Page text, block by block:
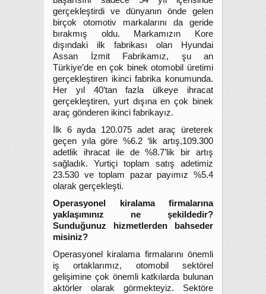
gerçekleştirdi ve dünyanın önde gelen
birçok otomotiv markalarını da geride
bırakmış oldu. Markamızın Kore
dışındaki ilk fabrikası olan Hyundai
Assan İzmit Fabrikamız, şu an
Türkiye’de en çok binek otomobil üretimi
gerçekleştiren ikinci fabrika konumunda.
Her yıl 40’tan fazla ülkeye ihracat
gerçekleştiren, yurt dışına en çok binek
araç gönderen ikinci fabrikayız.
İlk 6 ayda 120.075 adet araç üreterek
geçen yıla göre %6.2 ‘lik artış,109.300
adetlik ihracat ile de %8.7’lik bir artış
sağladık. Yurtiçi toplam satış adetimiz
23.530 ve toplam pazar payımız %5.4
olarak gerçekleşti.
Operasyonel kiralama firmalarına
yaklaşımınız ne şekildedir?
Sunduğunuz hizmetlerden bahseder
misiniz?
Operasyonel kiralama firmalarını önemli
iş ortaklarımız, otomobil sektörel
gelişimine çok önemli katkılarda bulunan
aktörler olarak görmekteyiz. Sektöre